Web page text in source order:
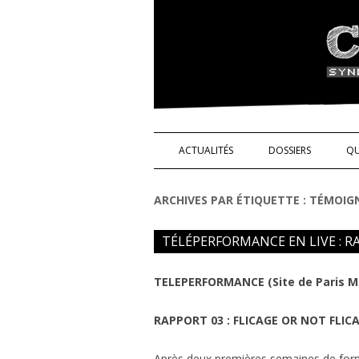
Syndicat de
ACTUALITÉS DOSSIERS
SCIENCE ET
ARCHIVES PAR ÉTIQUETTE :
TÉLÉPERFORMANCE EN LIVE :
TELEPERFORMANCE (Site de Paris
RAPPORT 03 : FLICAGE OR NOT